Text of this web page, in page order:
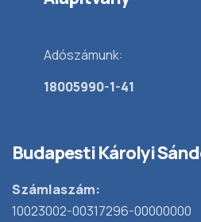
Adószámunk:
18005990-1-41
Budapesti Károlyi
Számlaszám:
10023002-00317296-00000000